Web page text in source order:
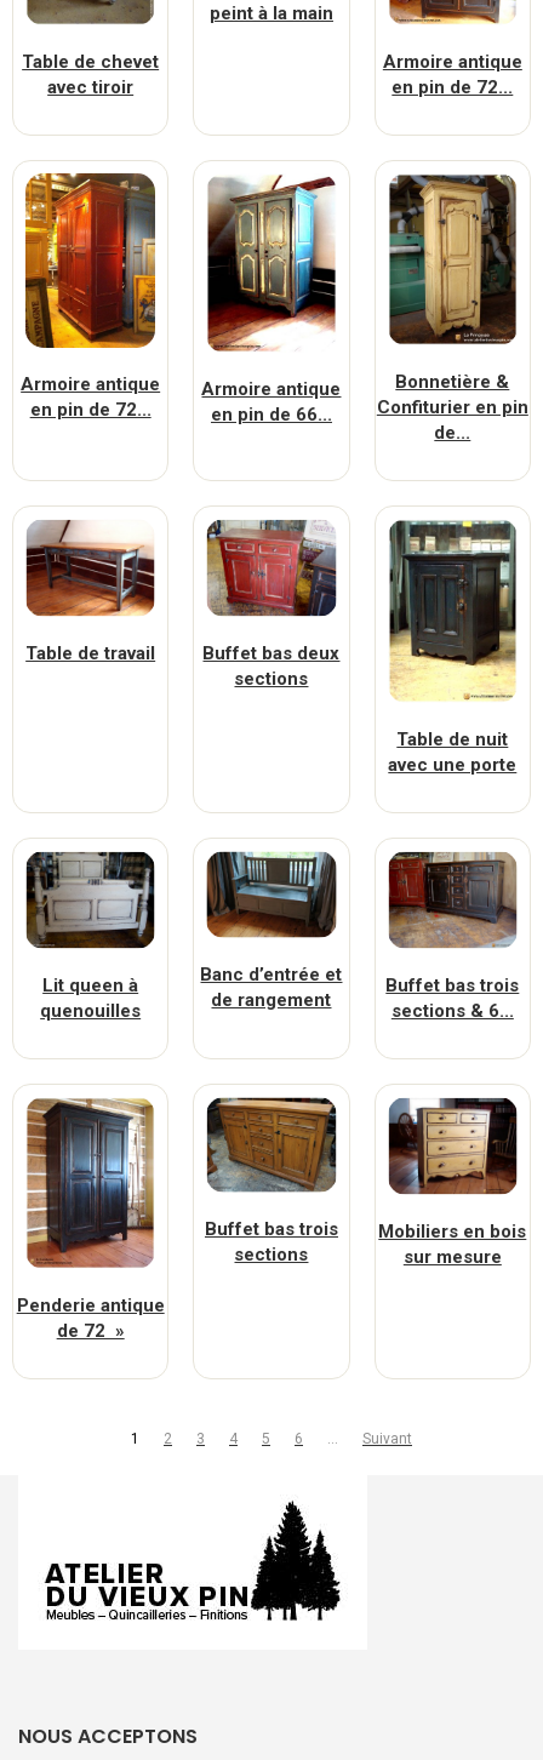
Table de chevet
avec tiroir
peint à la main
Armoire antique
en pin de 72...
Armoire antique
en pin de 72...
Armoire antique
en pin de 66...
Bonnetière &
Confiturier en pin
de...
Table de travail
Buffet bas deux
sections
Table de nuit
avec une porte
Lit queen à
quenouilles
Banc d’entrée et
de rangement
Buffet bas trois
sections & 6...
Penderie antique
de 72 »
Buffet bas trois
sections
Mobiliers en bois
sur mesure
1 2 3 4 5 6 … Suivant
NOUS ACCEPTONS